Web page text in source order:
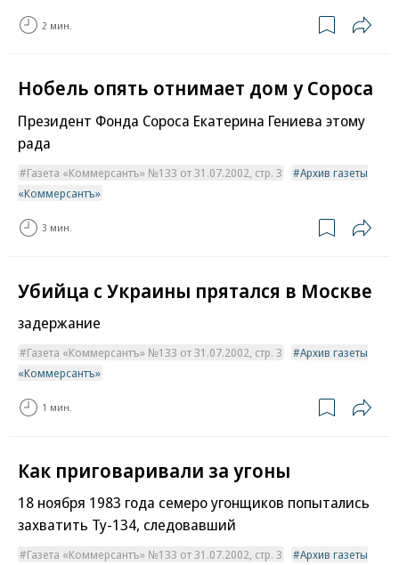
2 мин.
Нобель опять отнимает дом у Сороса
Президент Фонда Сороса Екатерина Гениева этому
рада
Газета «Коммерсантъ» №133 от 31.07.2002, стр. 3
Архив газеты
«Коммерсантъ»
3 мин.
Убийца с Украины прятался в Москве
задержание
Газета «Коммерсантъ» №133 от 31.07.2002, стр. 3
Архив газеты
«Коммерсантъ»
1 мин.
Как приговаривали за угоны
18 ноября 1983 года семеро угонщиков попытались
захватить Ту-134, следовавший
Газета «Коммерсантъ» №133 от 31.07.2002, стр. 3
Архив газеты